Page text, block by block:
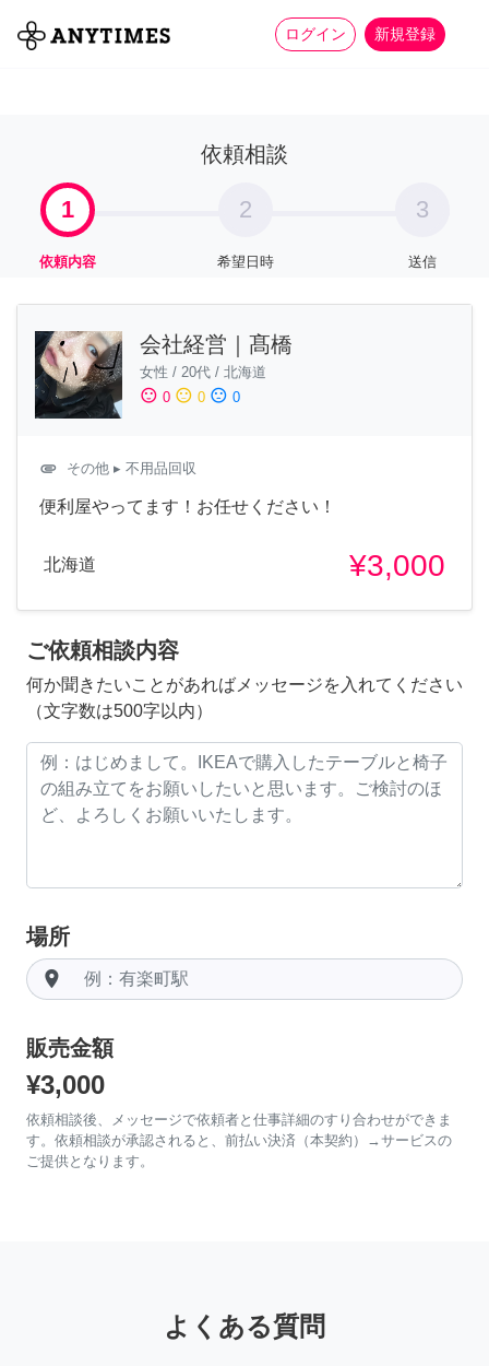
ログイン 新規登録
全て 家事 more_horiz
依頼相談
1
依頼内容
2
希望日時
3
送信
会社経営｜髙橋
女性 / 20代 / 北海道
sentiment_satisfied 0 sentiment_neutral 0 sentiment_dissatisfied 0
attachment その他 ▸ 不用品回収
便利屋やってます！お任せください！
北海道 ¥3,000
ご依頼相談内容
何か聞きたいことがあればメッセージを入れてください
（文字数は500字以内）
場所
room
販売金額
¥3,000
依頼相談後、メッセージで依頼者と仕事詳細のすり合わせができま
す。依頼相談が承認されると、前払い決済（本契約）→サービスの
ご提供となります。
よくある質問